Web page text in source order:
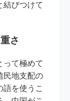
結びつけて
さ
って極めて
民地支配の
を使うこ